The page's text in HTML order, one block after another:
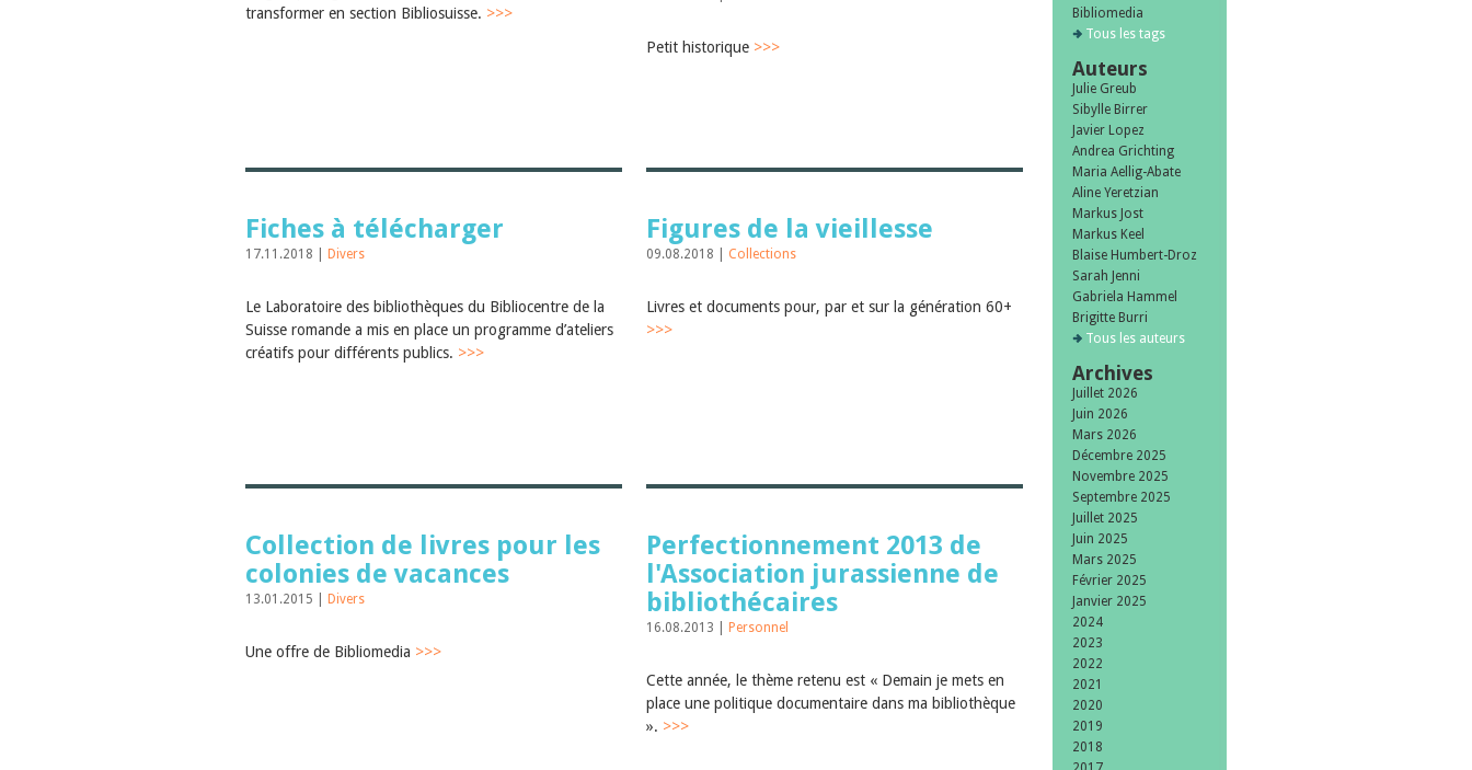
transformer en section Bibliosuisse. >>>
Petit historique >>>
Fiches à télécharger
17.11.2018 | Divers
Le Laboratoire des bibliothèques du Bibliocentre de la
Suisse romande a mis en place un programme d’ateliers
créatifs pour différents publics. >>>
Figures de la vieillesse
09.08.2018 | Collections
Livres et documents pour, par et sur la génération 60+
>>>
Collection de livres pour les
colonies de vacances
13.01.2015 | Divers
Une offre de Bibliomedia >>>
Perfectionnement 2013 de
l'Association jurassienne de
bibliothécaires
16.08.2013 | Personnel
Cette année, le thème retenu est « Demain je mets en
place une politique documentaire dans ma bibliothèque
». >>>
Bibliomedia
Tous les tags
Auteurs
Julie Greub
Sibylle Birrer
Javier Lopez
Andrea Grichting
Maria Aellig-Abate
Aline Yeretzian
Markus Jost
Markus Keel
Blaise Humbert-Droz
Sarah Jenni
Gabriela Hammel
Brigitte Burri
Tous les auteurs
Archives
Juillet 2026
Juin 2026
Mars 2026
Décembre 2025
Novembre 2025
Septembre 2025
Juillet 2025
Juin 2025
Mars 2025
Février 2025
Janvier 2025
2024
2023
2022
2021
2020
2019
2018